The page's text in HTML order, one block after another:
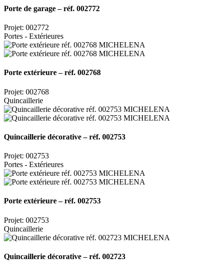
Porte de garage – réf. 002772
Projet: 002772
Portes - Extérieures
Porte extérieure – réf. 002768
Projet: 002768
Quincaillerie
Quincaillerie décorative – réf. 002753
Projet: 002753
Portes - Extérieures
Porte extérieure – réf. 002753
Projet: 002753
Quincaillerie
Quincaillerie décorative – réf. 002723